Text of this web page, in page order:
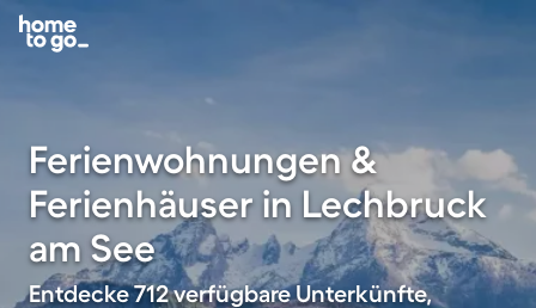
Ferienwohnungen &
Ferienhäuser in Lechbruck
am See
Entdecke 712 verfügbare Unterkünfte,